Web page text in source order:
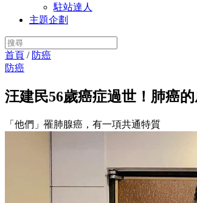
駐站達人
主題企劃
首頁 / 防癌
防癌
汪建民56歲癌症過世！肺癌
「他們」罹肺腺癌，有一項共通特質